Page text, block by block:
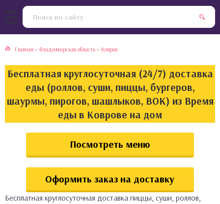
Главная » Владимирская область » Ковров
Бесплатная круглосуточная (24/7) доставка
еды (роллов, суши, пиццы, бургеров,
шаурмы, пирогов, шашлыков, ВОК) из Время
еды в Коврове на дом
Посмотреть меню
Оформить заказ на доставку
Бесплатная круглосуточная доставка пиццы, суши, роллов,
кухня
кухня
кухня
кухня
булочки